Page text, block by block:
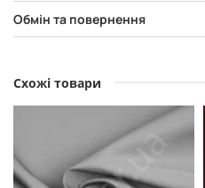
Обмін та повернення
Схожі товари